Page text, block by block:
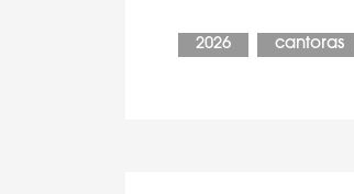
2026 cantoras